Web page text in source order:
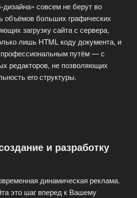
совсем не берут во
объёмов больших графических
загрузку сайта с сервера,
лишь HTML коду документа, и
профессиональным путём — с
редакторов, не позволяющих
его структуры.
и разработку
динамическая реклама.
это шаг вперед к Вашему